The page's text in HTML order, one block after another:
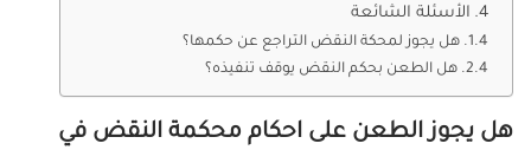
الأسئلة الشائعة
هل يجوز لمحكة النقض التراجع عن حكمها؟
هل الطعن بحكم النقض يوقف تنفيذه؟
هل يجوز الطعن على احكام محكمة النقض في